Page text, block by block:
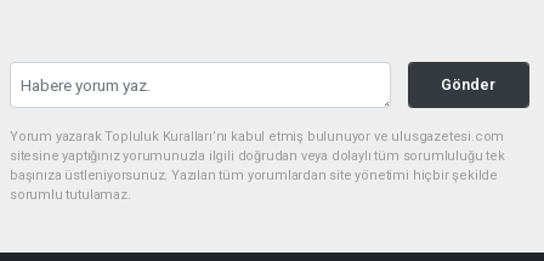
Gönder
Yorum yazarak Topluluk Kuralları’nı kabul etmiş bulunuyor ve ulusgazetesi.com
sitesine yaptığınız yorumunuzla ilgili doğrudan veya dolaylı tüm sorumluluğu tek
başınıza üstleniyorsunuz. Yazılan tüm yorumlardan site yönetimi hiçbir şekilde
sorumlu tutulamaz.